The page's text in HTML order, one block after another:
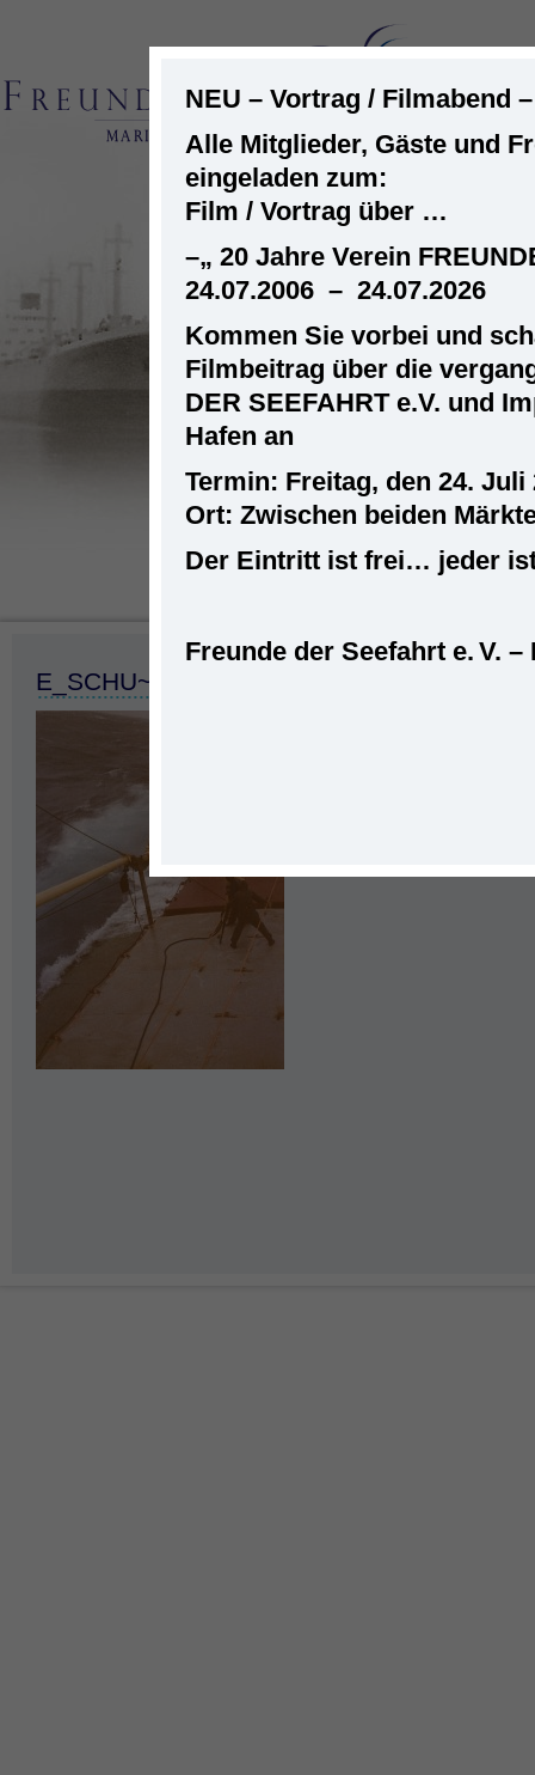
Startseite»Schlechtwetter»
E_SCHU~2
NEU – Vortrag / Filmabend
Alle Mitglieder, Gäste und
eingeladen zum:
Film / Vortrag über …
–„ 20 Jahre Verein
24.07.2006 – 24.07.2026
Kommen Sie vorbei und
Filmbeitrag über die
DER SEEFAHRT e.V. und
Hafen an
Termin: Freitag, den 24. Juli
Ort: Zwischen beiden
Der Eintritt ist frei… jeder
Freunde der Seefahrt e. V. –